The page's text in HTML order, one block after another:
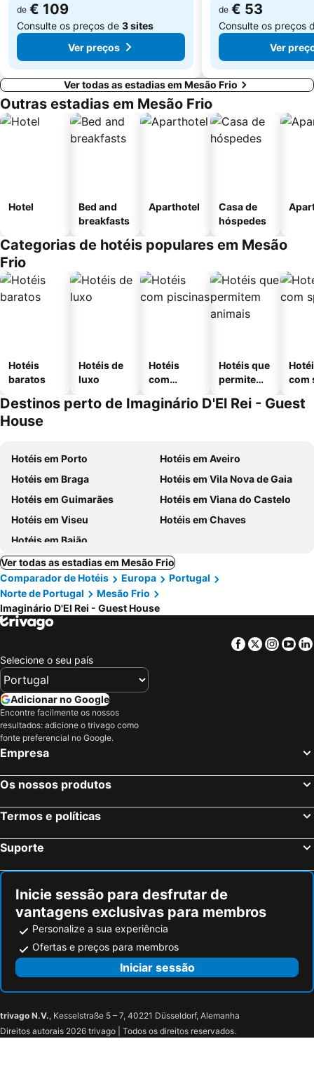
de € 109
Consulte os preços de 3 sites
Ver preços
de € 53
Consulte os preços
Ver
Ver todas as estadias em Mesão Frio
Outras estadias em Mesão Frio
Hotel
Bed and
breakfasts
Aparthotel
Casa de
hóspedes
Categorias de hotéis populares em Mesão
Frio
Hotéis
baratos
Hotéis de
luxo
Hotéis
com
Hotéis que
permitem
com
Destinos perto de Imaginário D'El Rei - Guest
House
Hotéis em Porto
Hotéis em Aveiro
Hotéis em Braga
Hotéis em Vila Nova de Gaia
Hotéis em Guimarães
Hotéis em Viana do Castelo
Hotéis em Viseu
Hotéis em Chaves
Hotéis em Baião
Ver todas as estadias em Mesão Frio
Comparador de Hotéis
Europa
Portugal
Norte de Portugal
Mesão Frio
Imaginário D'El Rei - Guest House
Facebook
Twitter
Selecione o seu país
Adicionar no Google
Encontre facilmente os nossos
resultados: adicione o trivago como
fonte preferencial no Google.
Empresa
Os nossos produtos
Termos e políticas
Suporte
Inicie sessão para desfrutar de
vantagens exclusivas para membros
Personalize a sua experiência
Ofertas e preços para membros
Iniciar sessão
trivago N.V., Kesselstraße 5 – 7, 40221 Düsseldorf, Alemanha
Direitos autorais 2026 trivago | Todos os direitos reservados.